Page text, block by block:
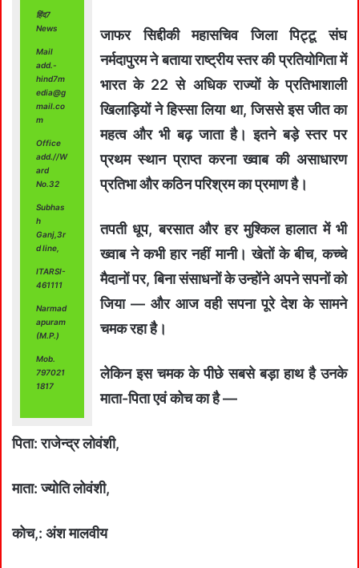
हिंद7
News
Mail
add.-
hind7m
edia@g
mail.co
m
Office
add.//W
ard
No.32
Subhas
h
Ganj,3r
d line,
ITARSI-
461111
Narmad
apuram
(M.P.)
Mob.
797021
1817
जाफर सिद्दीकी महासचिव जिला पिट्टू संघ
नर्मदापुरम ने बताया राष्ट्रीय स्तर की प्रतियोगिता में
भारत के 22 से अधिक राज्यों के प्रतिभाशाली
खिलाड़ियों ने हिस्सा लिया था, जिससे इस जीत का
महत्व और भी बढ़ जाता है। इतने बड़े स्तर पर
प्रथम स्थान प्राप्त करना ख्वाब की असाधारण
प्रतिभा और कठिन परिश्रम का प्रमाण है।
तपती धूप, बरसात और हर मुश्किल हालात में भी
ख्वाब ने कभी हार नहीं मानी। खेतों के बीच, कच्चे
मैदानों पर, बिना संसाधनों के उन्होंने अपने सपनों को
जिया — और आज वही सपना पूरे देश के सामने
चमक रहा है।
लेकिन इस चमक के पीछे सबसे बड़ा हाथ है उनके
माता-पिता एवं कोच का है —
पिता: राजेन्द्र लोवंशी,
माता: ज्योति लोवंशी,
कोच,: अंश मालवीय